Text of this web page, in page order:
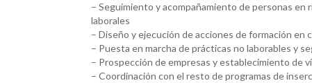
– Seguimiento y acompañamiento de personas
laborales
– Diseño y ejecución de acciones de formación
– Puesta en marcha de prácticas no laborables y
– Prospección de empresas y establecimiento de
– Coordinación con el resto de programas de